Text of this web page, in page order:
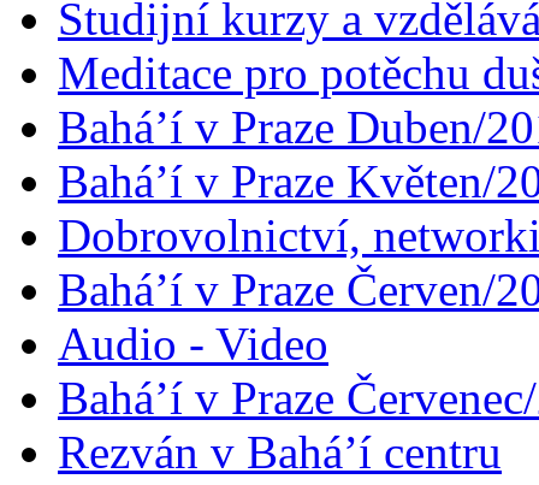
Studijní kurzy a
Meditace pro potěchu
Bahá’í v Praze Duben/
Bahá’í v Praze Květen/
Dobrovolnictví,
Bahá’í v Praze Červen/
Audio - Video
Bahá’í v Praze
Rezván v Bahá’í centru